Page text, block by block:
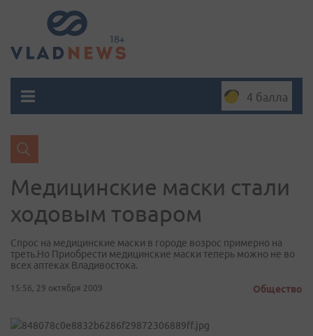
4 балла
Медицинские маски стали
ходовым товаром
Спрос на медицинские маски в городе возрос примерно на
треть.Но Приобрести медицинские маски теперь можно не во
всех аптеках Владивостока.
15:56, 29 октября 2009 Общество